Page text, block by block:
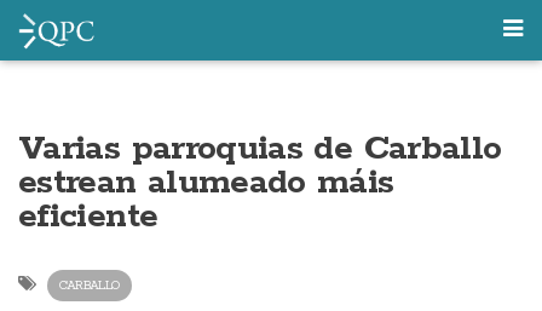
Varias parroquias de Carballo
estrean alumeado máis
eficiente
CARBALLO